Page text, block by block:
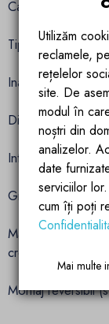
Caracteristici
Tip deschidere:
Inaltime: 195 cm
Dimensiuni
Interval de
Grosime sticla: 6
Materiale: sticla
crom lucios
Montaj reversibil
Utilizăm
reclamele,
rețelelor
site. De
modul în
noștri din
analizelor.
date
serviciilor
cum îți poți
Mai multe